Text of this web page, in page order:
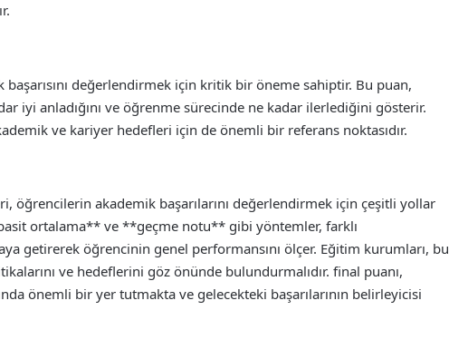
değerlendirmek için kritik bir öneme sahiptir. Bu puan,
iyi anladığını ve öğrenme sürecinde ne kadar ilerlediğini gösterir.
ve kariyer hedefleri için de önemli bir referans noktasıdır.
öğrencilerin akademik başarılarını değerlendirmek için çeşitli yollar
ortalama** ve **geçme notu** gibi yöntemler, farklı
getirerek öğrencinin genel performansını ölçer. Eğitim kurumları, bu
ve hedeflerini göz önünde bulundurmalıdır. final puanı,
önemli bir yer tutmakta ve gelecekteki başarılarının belirleyicisi